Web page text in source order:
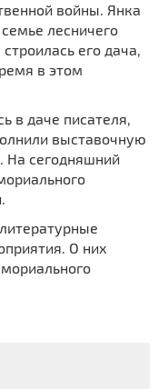
войны. Янка
лесничего
его дача,
в этом
в даче писателя,
выставочную
На сегодняшний
О них